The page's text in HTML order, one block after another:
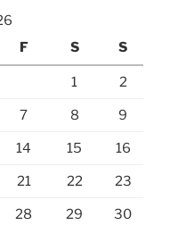
F S S
1 2
7 8 9
14 15 16
21 22 23
28 29 30